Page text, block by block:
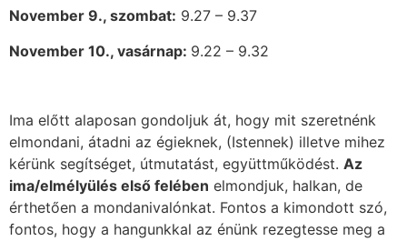
November 9., szombat: 9.27 – 9.37
November 10., vasárnap: 9.22 – 9.32
Ima előtt alaposan gondoljuk át, hogy mit szeretnénk
elmondani, átadni az égieknek, (Istennek) illetve mihez
kérünk segítséget, útmutatást, együttműködést. Az
ima/elmélyülés első felében elmondjuk, halkan, de
érthetően a mondanivalónkat. Fontos a kimondott szó,
fontos, hogy a hangunkkal az énünk rezegtesse meg a